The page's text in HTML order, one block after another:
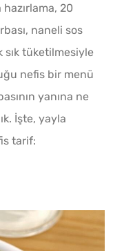
20
naneli sos
sık tüketilmesiyle
nefis bir menü
yanına ne
İşte, yayla
tarif: